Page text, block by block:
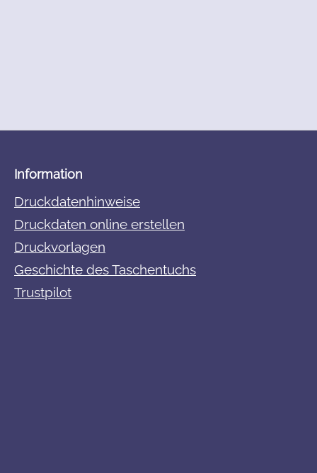
Information
Druckdatenhinweise
Druckdaten online erstellen
Druckvorlagen
Geschichte des Taschentuchs
Trustpilot